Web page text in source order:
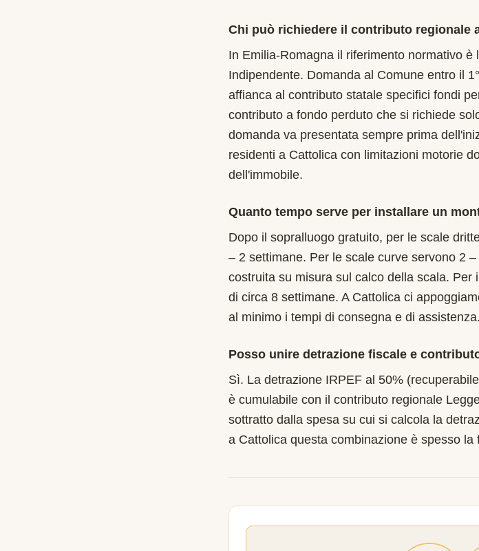
Chi può richiedere il contributo regionale
In Emilia-Romagna il riferimento normativo
Indipendente. Domanda al Comune entro il
affianca al contributo statale specifici fondi
contributo a fondo perduto che si richiede
domanda va presentata sempre prima
residenti a Cattolica con limitazioni motorie
dell'immobile.
Quanto tempo serve per installare un
Dopo il sopralluogo gratuito, per le scale
– 2 settimane. Per le scale curve servono 2
costruita su misura sul calco della scala.
di circa 8 settimane. A Cattolica ci
al minimo i tempi di consegna e di assistenza.
Posso unire detrazione fiscale e
Sì. La detrazione IRPEF al 50%
è cumulabile con il contributo regionale
sottratto dalla spesa su cui si calcola la
a Cattolica questa combinazione è spesso la